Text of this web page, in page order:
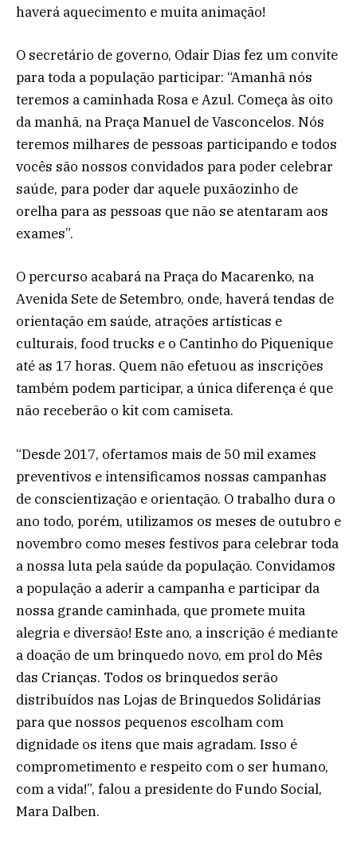
haverá aquecimento e muita animação!
O secretário de governo, Odair Dias fez um convite
para toda a população participar: “Amanhã nós
teremos a caminhada Rosa e Azul. Começa às oito
da manhã, na Praça Manuel de Vasconcelos. Nós
teremos milhares de pessoas participando e todos
vocês são nossos convidados para poder celebrar
saúde, para poder dar aquele puxãozinho de
orelha para as pessoas que não se atentaram aos
exames”.
O percurso acabará na Praça do Macarenko, na
Avenida Sete de Setembro, onde, haverá tendas de
orientação em saúde, atrações artísticas e
culturais, food trucks e o Cantinho do Piquenique
até as 17 horas. Quem não efetuou as inscrições
também podem participar, a única diferença é que
não receberão o kit com camiseta.
“Desde 2017, ofertamos mais de 50 mil exames
preventivos e intensificamos nossas campanhas
de conscientização e orientação. O trabalho dura o
ano todo, porém, utilizamos os meses de outubro e
novembro como meses festivos para celebrar toda
a nossa luta pela saúde da população. Convidamos
a população a aderir a campanha e participar da
nossa grande caminhada, que promete muita
alegria e diversão! Este ano, a inscrição é mediante
a doação de um brinquedo novo, em prol do Mês
das Crianças. Todos os brinquedos serão
distribuídos nas Lojas de Brinquedos Solidárias
para que nossos pequenos escolham com
dignidade os itens que mais agradam. Isso é
comprometimento e respeito com o ser humano,
com a vida!”, falou a presidente do Fundo Social,
Mara Dalben.